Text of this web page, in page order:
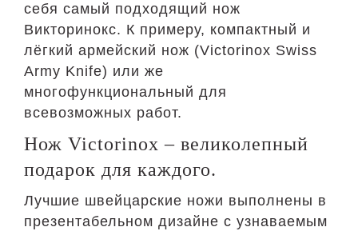
себя самый подходящий нож
Викторинокс. К примеру, компактный и
лёгкий армейский нож (Victorinox Swiss
Army Knife) или же
многофункциональный для
всевозможных работ.
Нож Victorinox – великолепный
подарок для каждого.
Лучшие швейцарские ножи выполнены в
презентабельном дизайне с узнаваемым